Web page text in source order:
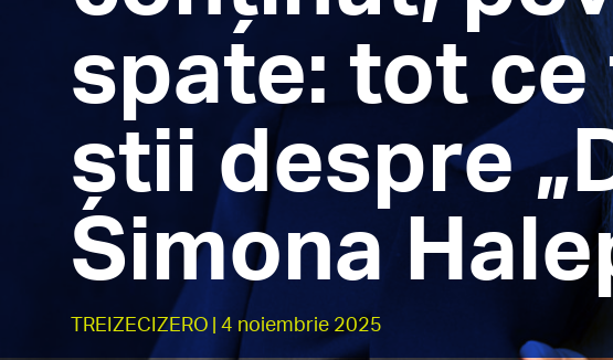
spate: tot
știi despre
Simona
TREIZECIZERO | 4 noiembrie 2025